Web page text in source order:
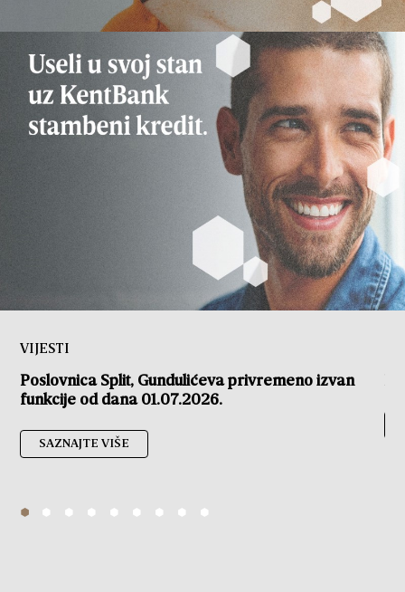
VIJESTI
Poslovnica Split, Gundulićeva privremeno izvan
funkcije od dana 01.07.2026.
SAZNAJTE VIŠE